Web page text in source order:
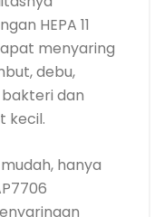
Yakni: Pre-
– sinar UV-C –
perangkat
bukan baterai
HEPA